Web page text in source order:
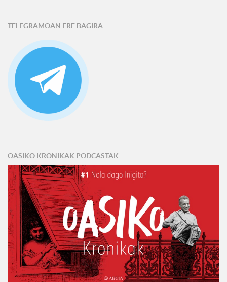
TELEGRAMOAN ERE BAGIRA
OASIKO KRONIKAK PODCASTAK